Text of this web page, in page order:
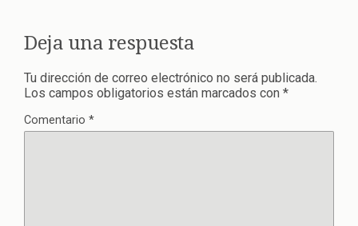
Deja una respuesta
Tu dirección de correo electrónico no será publicada.
Los campos obligatorios están marcados con *
Comentario *